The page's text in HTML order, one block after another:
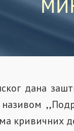
дана
кривичних